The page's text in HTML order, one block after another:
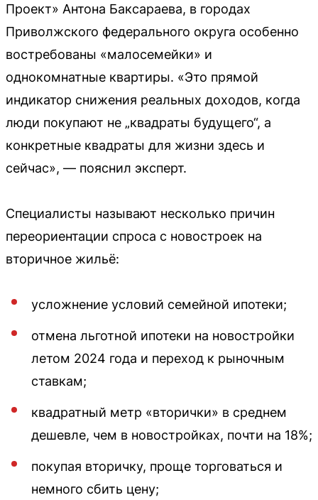
Проект» Антона Баксараева, в городах
Приволжского федерального округа особенно
востребованы «малосемейки» и
однокомнатные квартиры. «Это прямой
индикатор снижения реальных доходов, когда
люди покупают не „квадраты будущего“, а
конкретные квадраты для жизни здесь и
сейчас», — пояснил эксперт.
Специалисты называют несколько причин
переориентации спроса с новостроек на
вторичное жильё:
усложнение условий семейной ипотеки;
отмена льготной ипотеки на новостройки
летом 2024 года и переход к рыночным
ставкам;
квадратный метр «вторички» в среднем
дешевле, чем в новостройках, почти на 18%;
покупая вторичку, проще торговаться и
немного сбить цену;